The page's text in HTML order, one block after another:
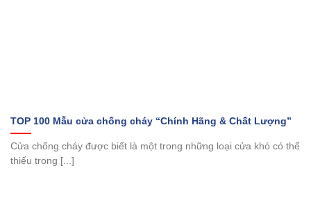
TOP 100 Mẫu cửa chống cháy “Chính Hãng & Chất Lượng”
Cửa chống cháy được biết là một trong những loại cửa khó có thể
thiếu trong [...]